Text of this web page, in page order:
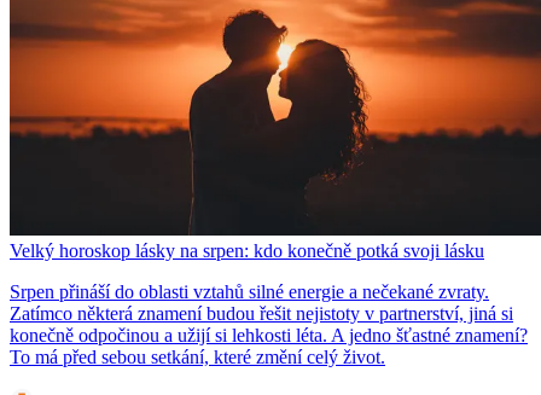
Velký horoskop lásky na srpen: kdo konečně potká svoji lásku
Srpen přináší do oblasti vztahů silné energie a nečekané zvraty.
Zatímco některá znamení budou řešit nejistoty v partnerství, jiná si
konečně odpočinou a užijí si lehkosti léta. A jedno šťastné znamení?
To má před sebou setkání, které změní celý život.